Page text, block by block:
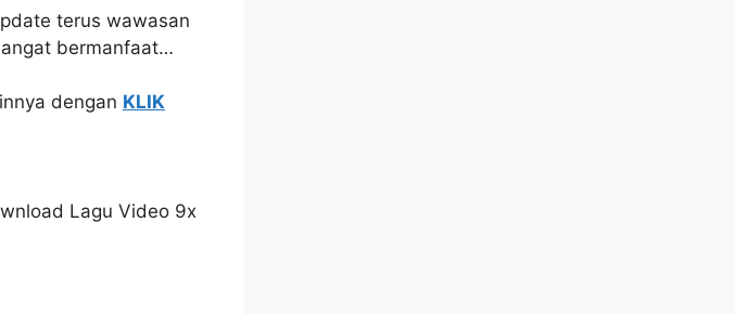
terus wawasan
bermanfaat…
dengan KLIK
Lagu Video 9x